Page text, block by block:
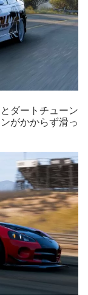
ダートチューン
がかからず滑っ